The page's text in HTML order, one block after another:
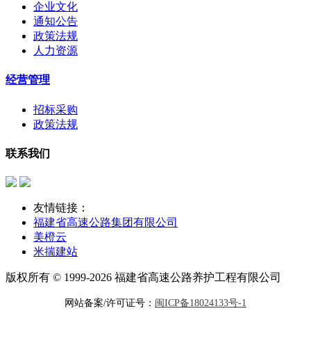
企业文化
通知公告
政策法规
人力资源
经营管理
招标采购
政策法规
联系我们
友情链接：
福建省高速公路集团有限公司
美橙云
米揣建站
版权所有 © 1999-2026 福建省高速公路养护工程有限公司
网站备案/许可证号： 闽ICP备18024133号-1